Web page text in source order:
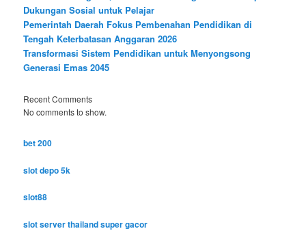
Dukungan Sosial untuk Pelajar
Pemerintah Daerah Fokus Pembenahan Pendidikan di
Tengah Keterbatasan Anggaran 2026
Transformasi Sistem Pendidikan untuk Menyongsong
Generasi Emas 2045
Recent Comments
No comments to show.
bet 200
slot depo 5k
slot88
slot server thailand super gacor